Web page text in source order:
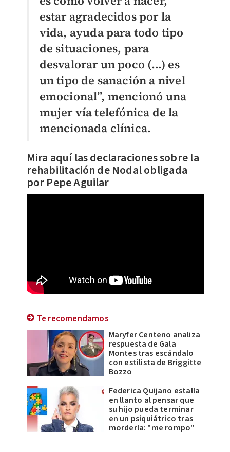
estar agradecidos por la
vida, ayuda para todo tipo
de situaciones, para
desvalorar un poco (...) es
un tipo de sanación a nivel
emocional”, mencionó una
mujer vía telefónica de la
mencionada clínica.
Mira aquí las declaraciones sobre la
rehabilitación de Nodal obligada
por Pepe Aguilar
Te recomendamos
Maryfer Centeno analiza
respuesta de Gala
Montes tras escándalo
con estilista de Briggitte
Bozzo
Federica Quijano estalla
en llanto al pensar que
su hijo pueda terminar
en un psiquiátrico tras
morderla: "me rompo"